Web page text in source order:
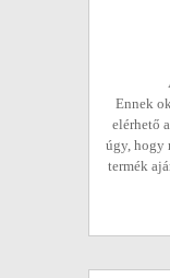
Ennek
elérhető
úgy, hogy
termék